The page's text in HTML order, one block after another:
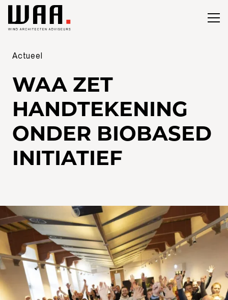
Actueel
WAA ZET
HANDTEKENING
ONDER BIOBASED
INITIATIEF